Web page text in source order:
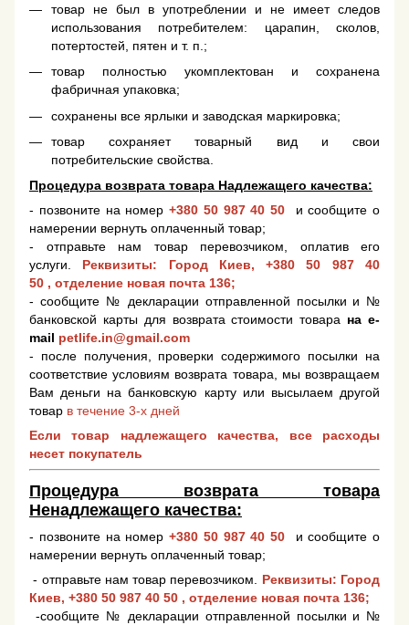
товар не был в употреблении и не имеет следов
использования потребителем: царапин, сколов,
потертостей, пятен и т. п.;
товар полностью укомплектован и сохранена
фабричная упаковка;
сохранены все ярлыки и заводская маркировка;
товар сохраняет товарный вид и свои
потребительские свойства.
Процедура возврата товара Надлежащего качества:
- позвоните на номер +380 50 987 40 50
и сообщите о
намерении вернуть оплаченный товар;
- отправьте нам товар перевозчиком, оплатив его
услуги. Реквизиты: Город Киев,+380 50 987 40
50 , отделение новая почта 136;
- сообщите № декларации отправленной посылки и №
банковской карты для возврата стоимости товара на e-
mail petlife.in@gmail.com
- после получения, проверки содержимого посылки на
соответствие условиям возврата товара, мы возвращаем
Вам деньги на банковскую карту или высылаем другой
товар в течение 3-х дней
Если товар надлежащего качества, все расходы
несет покупатель
Процедура возврата товара
Ненадлежащего качества:
- позвоните на номер +380 50 987 40 50
и сообщите о
намерении вернуть оплаченный товар;
- отправьте нам товар перевозчиком. Реквизиты: Город
Киев, +380 50 987 40 50 , отделение новая почта 136;
-сообщите № декларации отправленной посылки и №